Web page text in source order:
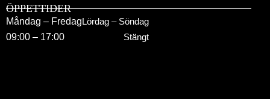
ÖPPETTIDER
Måndag – Fredag
09:00 – 17:00
Lördag – Söndag
Stängt